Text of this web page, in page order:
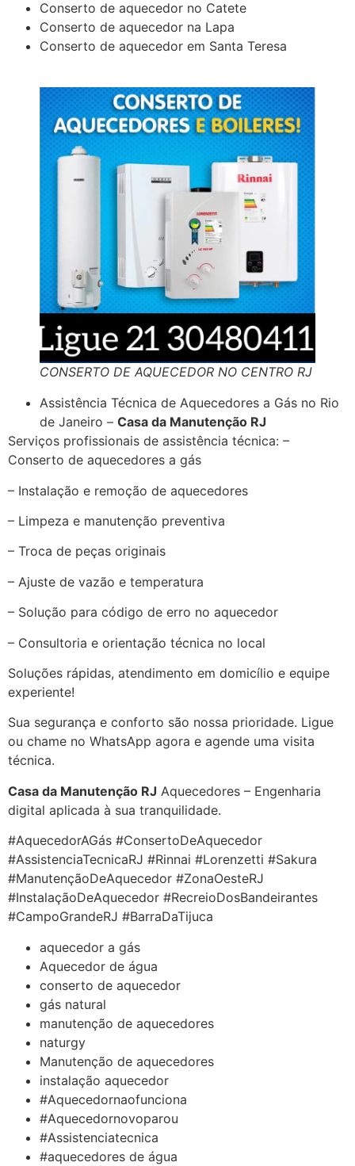
Conserto de aquecedor no Catete
Conserto de aquecedor na Lapa
Conserto de aquecedor em Santa Teresa
CONSERTO DE AQUECEDOR NO CENTRO RJ
Assistência Técnica de Aquecedores a Gás no Rio
de Janeiro – Casa da Manutenção RJ
Serviços profissionais de assistência técnica: –
Conserto de aquecedores a gás
– Instalação e remoção de aquecedores
– Limpeza e manutenção preventiva
– Troca de peças originais
– Ajuste de vazão e temperatura
– Solução para código de erro no aquecedor
– Consultoria e orientação técnica no local
Soluções rápidas, atendimento em domicílio e equipe
experiente!
Sua segurança e conforto são nossa prioridade. Ligue
ou chame no WhatsApp agora e agende uma visita
técnica.
Casa da Manutenção RJ Aquecedores – Engenharia
digital aplicada à sua tranquilidade.
#AquecedorAGás #ConsertoDeAquecedor
#AssistenciaTecnicaRJ #Rinnai #Lorenzetti #Sakura
#ManutençãoDeAquecedor #ZonaOesteRJ
#InstalaçãoDeAquecedor #RecreioDosBandeirantes
#CampoGrandeRJ #BarraDaTijuca
aquecedor a gás
Aquecedor de água
conserto de aquecedor
gás natural
manutenção de aquecedores
naturgy
Manutenção de aquecedores
instalação aquecedor
#Aquecedornaofunciona
#Aquecedornovoparou
#Assistenciatecnica
#aquecedores de água